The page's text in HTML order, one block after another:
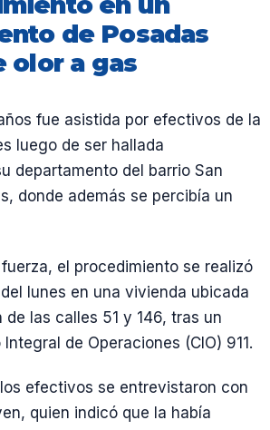
de Posadas
olor a gas
fue asistida por efectivos de la
luego de ser hallada
departamento del barrio San
donde además se percibía un
el procedimiento se realizó
lunes en una vivienda ubicada
las calles 51 y 146, tras un
de Operaciones (CIO) 911.
efectivos se entrevistaron con
quien indicó que la había